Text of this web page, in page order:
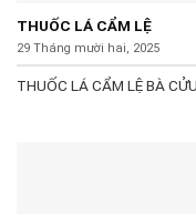
THUỐC LÁ CẨM LỆ
29 Tháng mười hai, 2025
THUỐC LÁ CẨM LỆ BÀ